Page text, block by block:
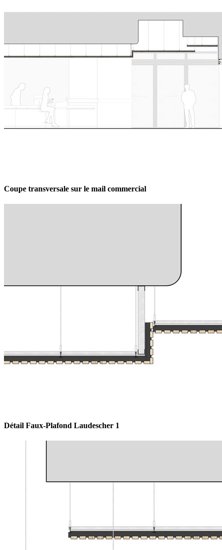
Coupe transversale sur le mail commercial
Détail Faux-Plafond Laudescher 1